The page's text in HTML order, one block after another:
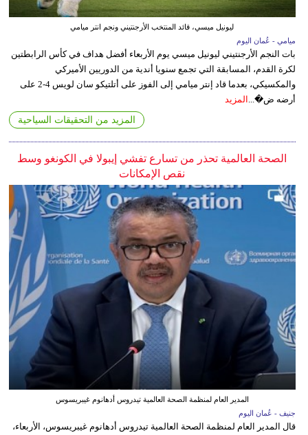
ليونيل ميسي، قائد المنتخب الأرجنتيني ونجم انتر ميامي
ميامي - عُمان اليوم
بات النجم الأرجنتيني ليونيل ميسي يوم الأربعاء أفضل هداف في كأس الرابطتين
لكرة القدم، المسابقة التي تجمع سنويا أندية من الدوريين الأميركي
والمكسيكي، بعدما قاد إنتر ميامي إلى الفوز على أتلتيكو سان لويس 4-2 على
أرضه ض�...
المزيد
المزيد من التحقيقات السياحية
الصحة العالمية تحذر من تسارع تفشي إيبولا في الكونغو وسط
نقص الإمكانات
المدير العام لمنظمة الصحة العالمية تيدروس أدهانوم غيبريسوس
جنيف - عُمان اليوم
قال المدير العام لمنظمة الصحة العالمية تيدروس أدهانوم غيبريسوس، الأربعاء،